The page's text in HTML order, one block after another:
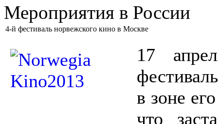
Мероприятия в России
4-й фестиваль норвежского кино в Москве
17
в зоне
что